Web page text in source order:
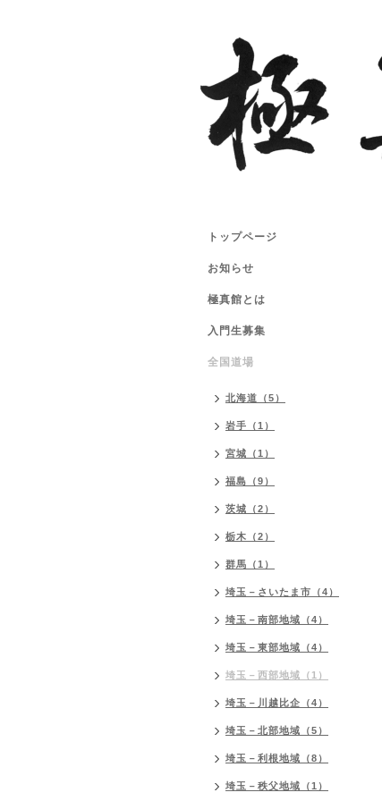
トップページ
お知らせ
極真館とは
入門生募集
全国道場
北海道（5）
岩手（1）
宮城（1）
福島（9）
茨城（2）
栃木（2）
群馬（1）
埼玉－さいたま市（4）
埼玉－南部地域（4）
埼玉－東部地域（4）
埼玉－西部地域（1）
埼玉－川越比企（4）
埼玉－北部地域（5）
埼玉－利根地域（8）
埼玉－秩父地域（1）